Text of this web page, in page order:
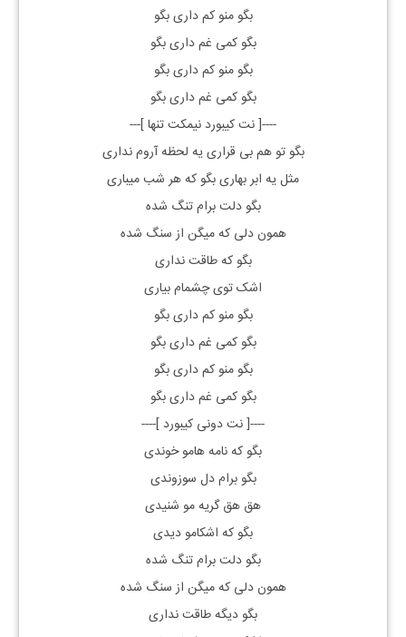
بگو منو کم داری بگو
بگو کمی غم داری بگو
بگو منو کم داری بگو
بگو کمی غم داری بگو
----[نت کیبورد نیمکت تنها ]---
بگو تو هم بی قراری یه لحظه آروم نداری
مثل یه ابر بهاری بگو که هر شب میباری
بگو دلت برام تنگ شده
همون دلی که میگن از سنگ شده
بگو که طاقت نداری
اشک توی چشمام بیاری
بگو منو کم داری بگو
بگو کمی غم داری بگو
بگو منو کم داری بگو
بگو کمی غم داری بگو
----[ نت دونی کیبورد ]----
بگو که نامه هامو خوندی
بگو برام دل سوزوندی
هق هق گریه مو شنیدی
بگو که اشکامو دیدی
بگو دلت برام تنگ شده
همون دلی که میگن از سنگ شده
بگو دیگه طاقت نداری